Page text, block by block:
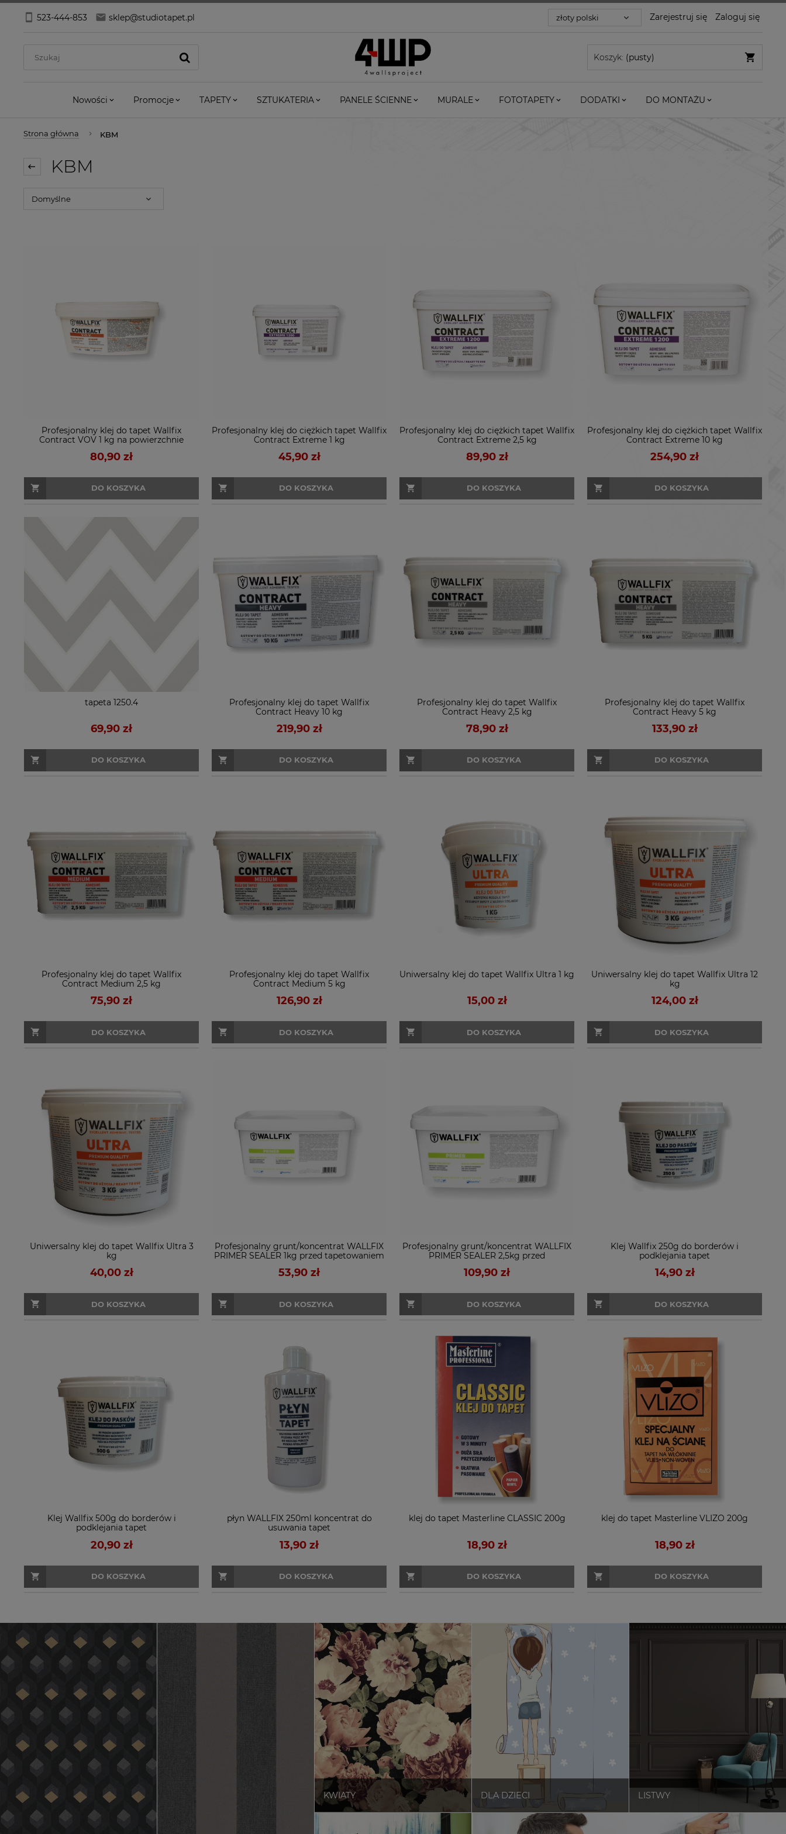
523-444-853 sklep@studiotapet.pl Zarejestruj się Zaloguj się
Koszyk: (pusty)
Nowości Promocje TAPETY SZTUKATERIA PANELE ŚCIENNE MURALE FOTOTAPETY DODATKI DO MONTAŻU
Strona główna KBM
KBM
Profesjonalny klej do tapet Wallfix
Contract VOV 1 kg na powierzchnie
80,90 zł
DO KOSZYKA
Profesjonalny klej do ciężkich tapet Wallfix
Contract Extreme 1 kg
45,90 zł
DO KOSZYKA
Profesjonalny klej do ciężkich tapet Wallfix
Contract Extreme 2,5 kg
89,90 zł
DO KOSZYKA
Profesjonalny klej do ciężkich tapet Wallfix
Contract Extreme 10 kg
254,90 zł
DO KOSZYKA
tapeta 1250.4
69,90 zł
DO KOSZYKA
Profesjonalny klej do tapet Wallfix
Contract Heavy 10 kg
219,90 zł
DO KOSZYKA
Profesjonalny klej do tapet Wallfix
Contract Heavy 2,5 kg
78,90 zł
DO KOSZYKA
Profesjonalny klej do tapet Wallfix
Contract Heavy 5 kg
133,90 zł
DO KOSZYKA
Profesjonalny klej do tapet Wallfix
Contract Medium 2,5 kg
75,90 zł
DO KOSZYKA
Profesjonalny klej do tapet Wallfix
Contract Medium 5 kg
126,90 zł
DO KOSZYKA
Uniwersalny klej do tapet Wallfix Ultra 1 kg
15,00 zł
DO KOSZYKA
Uniwersalny klej do tapet Wallfix Ultra 12
kg
124,00 zł
DO KOSZYKA
Uniwersalny klej do tapet Wallfix Ultra 3
kg
40,00 zł
DO KOSZYKA
Profesjonalny grunt/koncentrat WALLFIX
PRIMER SEALER 1kg przed tapetowaniem
53,90 zł
DO KOSZYKA
Profesjonalny grunt/koncentrat WALLFIX
PRIMER SEALER 2,5kg przed
powierzchniach
109,90 zł
DO KOSZYKA
Klej Wallfix 250g do borderów i
podklejania tapet
14,90 zł
DO KOSZYKA
Klej Wallfix 500g do borderów i
podklejania tapet
20,90 zł
DO KOSZYKA
płyn WALLFIX 250ml koncentrat do
usuwania tapet
13,90 zł
DO KOSZYKA
klej do tapet Masterline CLASSIC 200g
18,90 zł
DO KOSZYKA
klej do tapet Masterline VLIZO 200g
18,90 zł
DO KOSZYKA